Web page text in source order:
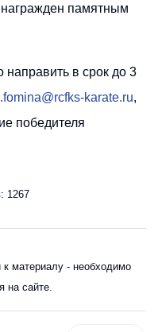
награжден памятным
в срок до 3
karate.ru,
победителя
1267
материалу - необходимо
на сайте.